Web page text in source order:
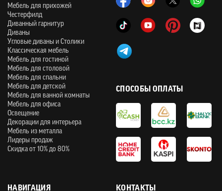
Мебель для прихожей
Честерфилд
Диванный гарнитур
Диваны
Угловые диваны и Столики
Классическая мебель
Мебель для гостиной
Мебель для столовой
Мебель для спальни
Мебель для детской
Мебель для ванной комнаты
Мебель для офиса
Освещение
Декорации для интерьера
Мебель из металла
Лидеры продаж
Скидка от 10% до 80%
НАВИГАЦИЯ
СПОСОБЫ ОПЛАТЫ
КОНТАКТЫ